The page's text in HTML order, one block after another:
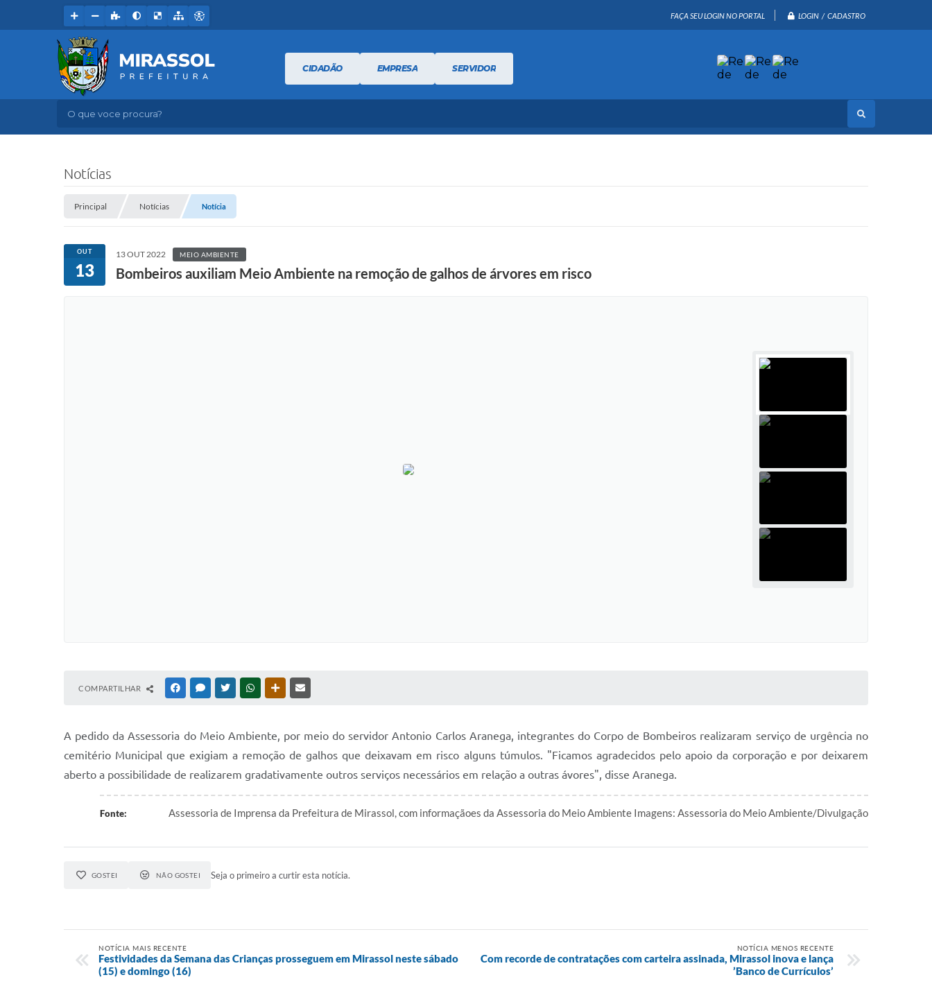
FAÇA SEU LOGIN NO PORTAL LOGIN / CADASTRO
O que voce procura?
CIDADÃO EMPRESA SERVIDOR
Notícias
Principal Notícias Notícia
OUT
13
13 OUT 2022 MEIO AMBIENTE
Bombeiros auxiliam Meio Ambiente na remoção de galhos de árvores em risco
COMPARTILHAR FACEBOOKMESSENGER
TWITTERWHATSAPPOUTRAS MÍDIAS
A pedido da Assessoria do Meio Ambiente, por meio do servidor Antonio Carlos Aranega, integrantes do Corpo de Bombeiros realizaram serviço de urgência no
cemitério Municipal que exigiam a remoção de galhos que deixavam em risco alguns túmulos. "Ficamos agradecidos pelo apoio da corporação e por deixarem
aberto a possibilidade de realizarem gradativamente outros serviços necessários em relação a outras ávores", disse Aranega.
Fonte: Assessoria de Imprensa da Prefeitura de Mirassol, com informaçãoes da Assessoria do Meio Ambiente Imagens: Assessoria do Meio Ambiente/Divulgação
GOSTEI NÃO GOSTEI Seja o primeiro a curtir esta notícia.
NOTÍCIA MAIS RECENTE
Festividades da Semana das Crianças prosseguem em Mirassol neste sábado
(15) e domingo (16)
NOTÍCIA MENOS RECENTE
Com recorde de contratações com carteira assinada, Mirassol inova e lança
’Banco de Currículos’